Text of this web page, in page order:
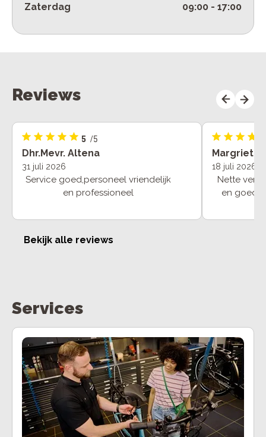
Zaterdag 09:00 - 17:00
Reviews
5 /5
Dhr.Mevr. Altena
31 juli 2026
Service goed,personeel vriendelijk
en professioneel
Margriet
18 juli 2026
Nette
en goed
Bekijk alle reviews
Services